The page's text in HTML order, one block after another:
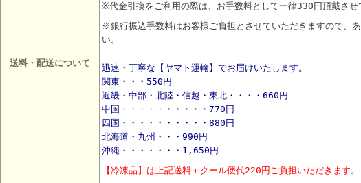
※代金引換をご利用の際は、お手数料として一律330円頂戴させ
※銀行振込手数料はお客様ご負担とさせていただきますので、
い。
送料・配送について
迅速・丁寧な【ヤマト運輸】でお届けいたします。
関東・・・550円
近畿・ 中部・北陸・信越 ・東北・・・・660円
中国・・・・・・・・・・770円
四国・・・・・・・・・・880円
北海道・九州・・・990円
沖縄・・・・・・・1,650円
【冷凍品】は上記送料＋クール便代220円ご負担いただきます。